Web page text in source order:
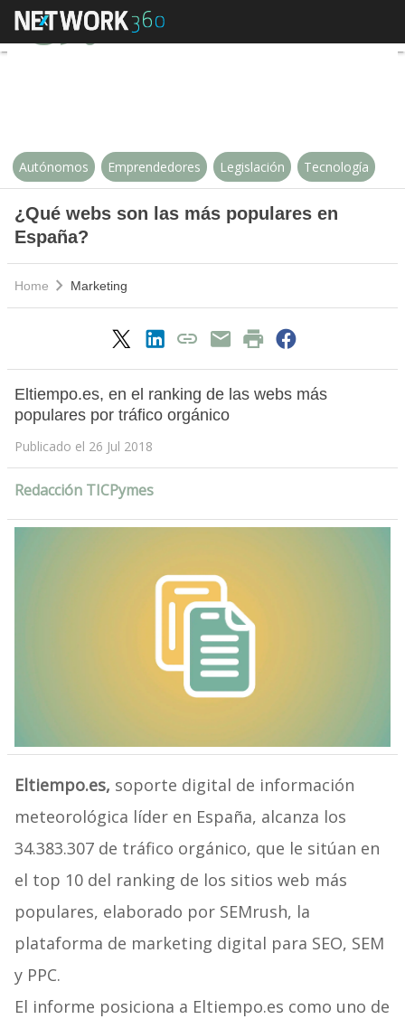
¿Qué webs son las más
Autónomos Emprendedores Legislación Tecnología
¿Qué webs son las más populares en
España?
Home Marketing
Eltiempo.es, en el ranking de las webs más
populares por tráfico orgánico
Publicado el 26 Jul 2018
Redacción TICPymes
Eltiempo.es, soporte digital de información
meteorológica líder en España, alcanza los
34.383.307 de tráfico orgánico, que le sitúan en
el top 10 del ranking de los sitios web más
populares, elaborado por SEMrush, la
plataforma de marketing digital para SEO, SEM
y PPC.
El informe posiciona a Eltiempo.es como uno de